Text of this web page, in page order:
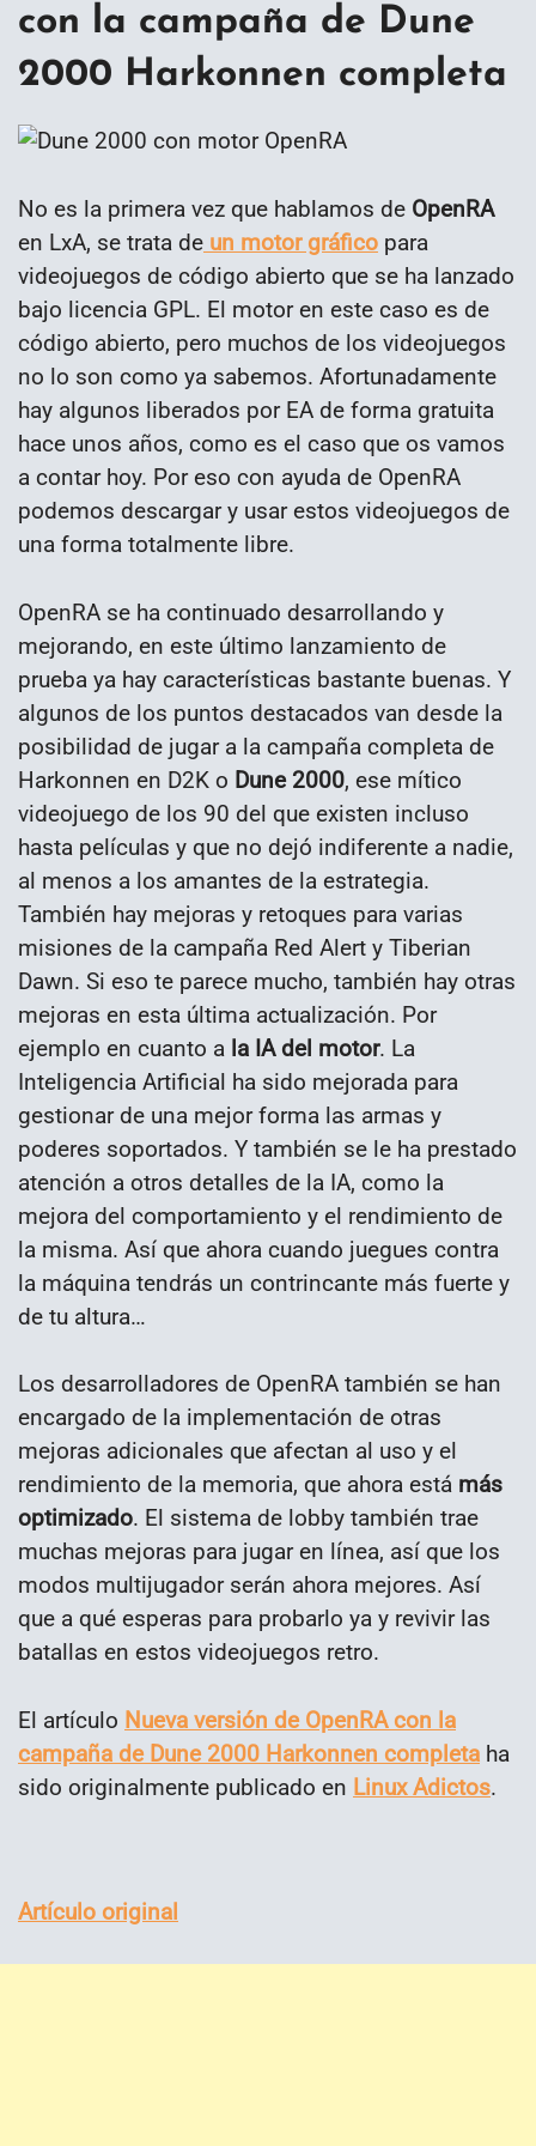
con la campaña de Dune
2000 Harkonnen completa
No es la primera vez que hablamos de OpenRA
en LxA, se trata de un motor gráfico para
videojuegos de código abierto que se ha lanzado
bajo licencia GPL. El motor en este caso es de
código abierto, pero muchos de los videojuegos
no lo son como ya sabemos. Afortunadamente
hay algunos liberados por EA de forma gratuita
hace unos años, como es el caso que os vamos
a contar hoy. Por eso con ayuda de OpenRA
podemos descargar y usar estos videojuegos de
una forma totalmente libre.
OpenRA se ha continuado desarrollando y
mejorando, en este último lanzamiento de
prueba ya hay características bastante buenas. Y
algunos de los puntos destacados van desde la
posibilidad de jugar a la campaña completa de
Harkonnen en D2K o Dune 2000, ese mítico
videojuego de los 90 del que existen incluso
hasta películas y que no dejó indiferente a nadie,
al menos a los amantes de la estrategia.
También hay mejoras y retoques para varias
misiones de la campaña Red Alert y Tiberian
Dawn. Si eso te parece mucho, también hay otras
mejoras en esta última actualización. Por
ejemplo en cuanto a la IA del motor. La
Inteligencia Artificial ha sido mejorada para
gestionar de una mejor forma las armas y
poderes soportados. Y también se le ha prestado
atención a otros detalles de la IA, como la
mejora del comportamiento y el rendimiento de
la misma. Así que ahora cuando juegues contra
la máquina tendrás un contrincante más fuerte y
de tu altura…
Los desarrolladores de OpenRA también se han
encargado de la implementación de otras
mejoras adicionales que afectan al uso y el
rendimiento de la memoria, que ahora está más
optimizado. El sistema de lobby también trae
muchas mejoras para jugar en línea, así que los
modos multijugador serán ahora mejores. Así
que a qué esperas para probarlo ya y revivir las
batallas en estos videojuegos retro.
El artículo Nueva versión de OpenRA con la
campaña de Dune 2000 Harkonnen completa ha
sido originalmente publicado en Linux Adictos.
Artículo original